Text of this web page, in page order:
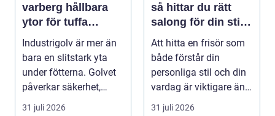
varberg hållbara
ytor för tuffa
miljöer
Industrigolv är mer än
bara en slitstark yta
under fötterna. Golvet
påverkar säkerhet,
arbetsmiljö, ...
31 juli 2026
så hittar du rätt
salong för din stil
och vardag
Att hitta en frisör som
både förstår din
personliga stil och din
vardag är viktigare än
många tror. ...
31 juli 2026